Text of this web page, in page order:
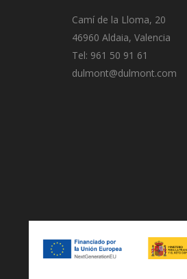
Camí de la Lloma, 20
46960 Aldaia, Valencia
Tel: 961 50 91 61
dulmont@dulmont.com